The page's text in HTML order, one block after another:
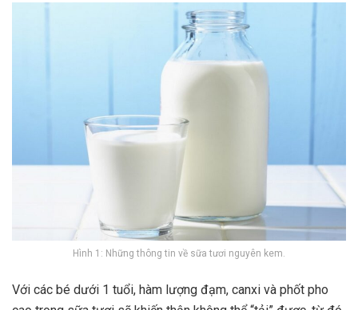
Hình 1: Những thông tin về sữa tươi nguyên kem.
Với các bé dưới 1 tuổi, hàm lượng đạm, canxi và phốt pho